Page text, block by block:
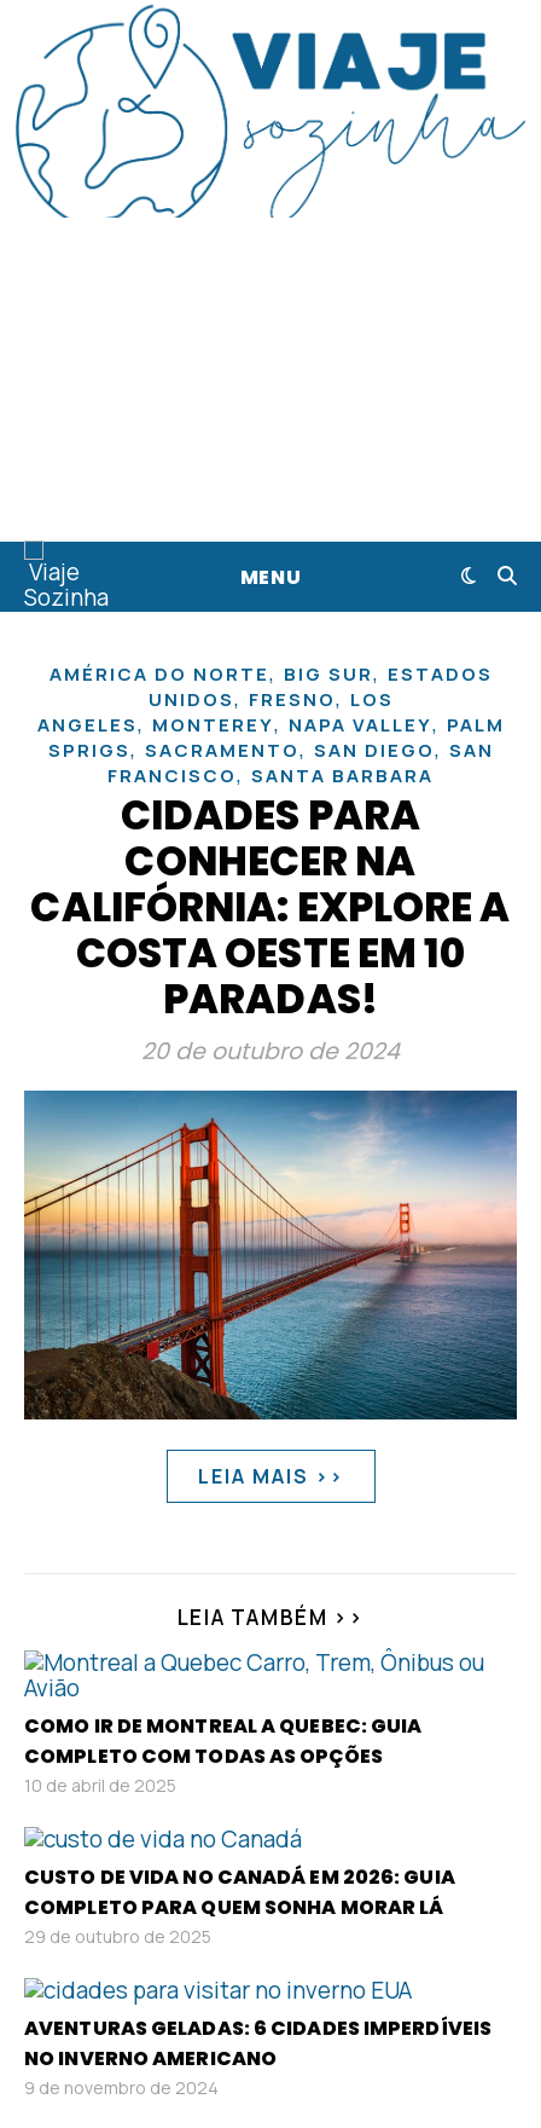
MENU
AMÉRICA DO NORTE, BIG SUR, ESTADOS
UNIDOS, FRESNO, LOS
ANGELES, MONTEREY, NAPA VALLEY, PALM
SPRIGS, SACRAMENTO, SAN DIEGO, SAN
FRANCISCO, SANTA BARBARA
CIDADES PARA
CONHECER NA
CALIFÓRNIA: EXPLORE A
COSTA OESTE EM 10
PARADAS!
20 de outubro de 2024
LEIA MAIS >>
LEIA TAMBÉM >>
COMO IR DE MONTREAL A QUEBEC: GUIA
COMPLETO COM TODAS AS OPÇÕES
10 de abril de 2025
CUSTO DE VIDA NO CANADÁ EM 2026: GUIA
COMPLETO PARA QUEM SONHA MORAR LÁ
29 de outubro de 2025
AVENTURAS GELADAS: 6 CIDADES IMPERDÍVEIS
NO INVERNO AMERICANO
9 de novembro de 2024